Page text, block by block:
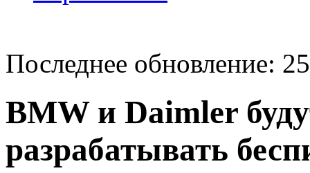
Последнее обновление:
BMW и Daimler
разрабатывать